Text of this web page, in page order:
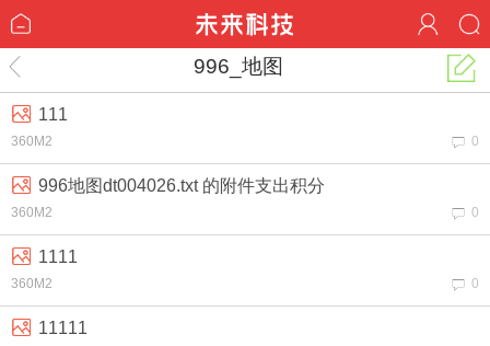
996_地图
0
111
360M2
0
996地图dt004026.txt 的附件支出积分
360M2
0
1111
360M2
11111